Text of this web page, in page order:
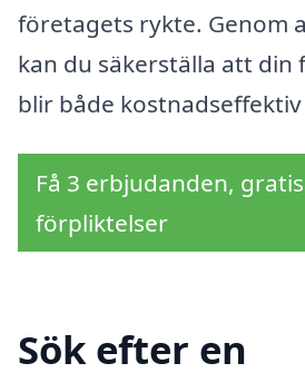
företagets rykte. Genom
kan du säkerställa att din
blir både
Få 3 erbjudanden,
förpliktelser
Sök efter en